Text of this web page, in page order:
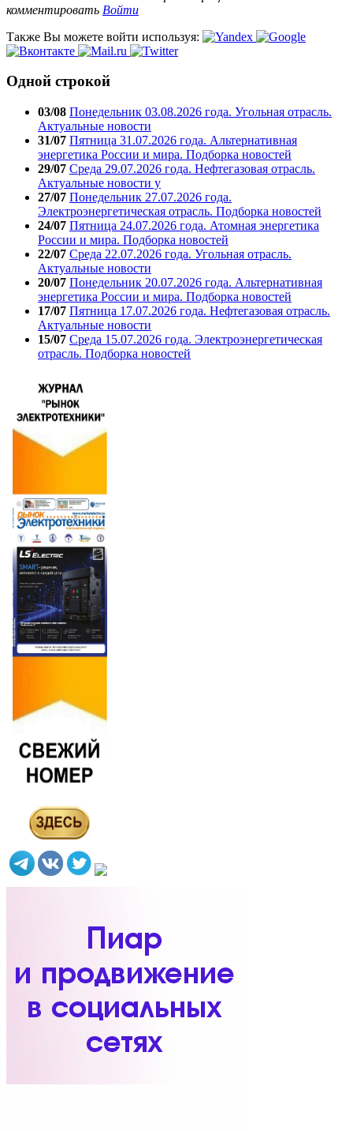
комментировать Войти
Также Вы можете войти используя:
Одной строкой
03/08 Понедельник 03.08.2026 года. Угольная отрасль.
Актуальные новости
31/07 Пятница 31.07.2026 года. Альтернативная
энергетика России и мира. Подборка новостей
29/07 Среда 29.07.2026 года. Нефтегазовая отрасль.
Актуальные новости у
27/07 Понедельник 27.07.2026 года.
Электроэнергетическая отрасль. Подборка новостей
24/07 Пятница 24.07.2026 года. Атомная энергетика
России и мира. Подборка новостей
22/07 Среда 22.07.2026 года. Угольная отрасль.
Актуальные новости
20/07 Понедельник 20.07.2026 года. Альтернативная
энергетика России и мира. Подборка новостей
17/07 Пятница 17.07.2026 года. Нефтегазовая отрасль.
Актуальные новости
15/07 Среда 15.07.2026 года. Электроэнергетическая
отрасль. Подборка новостей